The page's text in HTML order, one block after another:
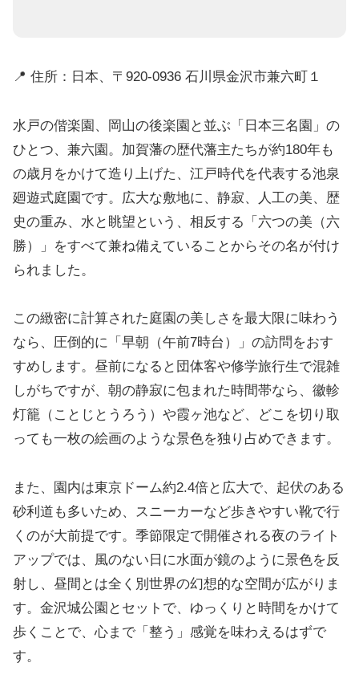
📍 住所：日本、〒920-0936 石川県金沢市兼六町１
水戸の偕楽園、岡山の後楽園と並ぶ「日本三名園」の
ひとつ、兼六園。加賀藩の歴代藩主たちが約180年も
の歳月をかけて造り上げた、江戸時代を代表する池泉
廻遊式庭園です。広大な敷地に、静寂、人工の美、歴
史の重み、水と眺望という、相反する「六つの美（六
勝）」をすべて兼ね備えていることからその名が付け
られました。
この緻密に計算された庭園の美しさを最大限に味わう
なら、圧倒的に「早朝（午前7時台）」の訪問をおす
すめします。昼前になると団体客や修学旅行生で混雑
しがちですが、朝の静寂に包まれた時間帯なら、徽軫
灯籠（ことじとうろう）や霞ヶ池など、どこを切り取
っても一枚の絵画のような景色を独り占めできます。
また、園内は東京ドーム約2.4倍と広大で、起伏のある
砂利道も多いため、スニーカーなど歩きやすい靴で行
くのが大前提です。季節限定で開催される夜のライト
アップでは、風のない日に水面が鏡のように景色を反
射し、昼間とは全く別世界の幻想的な空間が広がりま
す。金沢城公園とセットで、ゆっくりと時間をかけて
歩くことで、心まで「整う」感覚を味わえるはずで
す。